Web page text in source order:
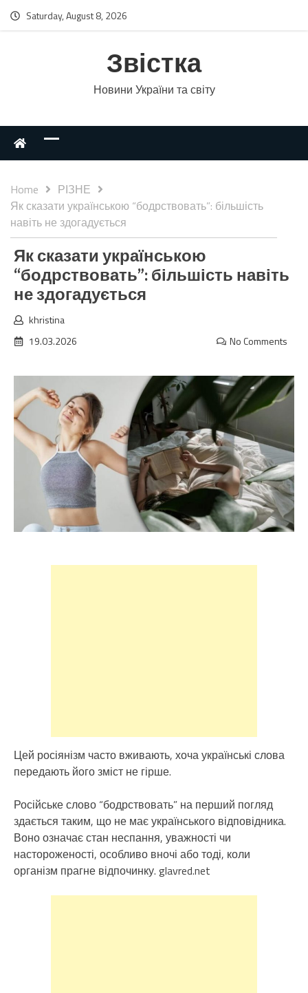
Saturday, August 8, 2026
Звістка
Новини України та світу
Home
РІЗНЕ
Як сказати українською “бодрствовать”: більшість
навіть не здогадується
Як сказати українською
“бодрствовать”: більшість навіть
не здогадується
khristina
19.03.2026
No Comments
Цей росіянізм часто вживають, хоча українські слова
передають його зміст не гірше.
Російське слово “бодрствовать” на перший погляд
здається таким, що не має українського відповідника.
Воно означає стан неспання, уважності чи
настороженості, особливо вночі або тоді, коли
організм прагне відпочинку. glavred.net